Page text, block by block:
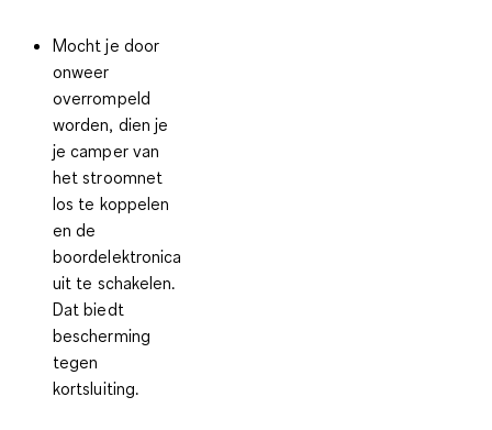
Mocht je door
onweer
overrompeld
worden, dien je
je camper van
het stroomnet
los te koppelen
en de
boordelektronica
uit te schakelen.
Dat biedt
bescherming
tegen
kortsluiting.